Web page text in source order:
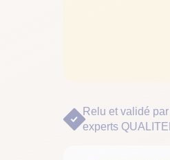
Relu et validé par
experts QUALITEL